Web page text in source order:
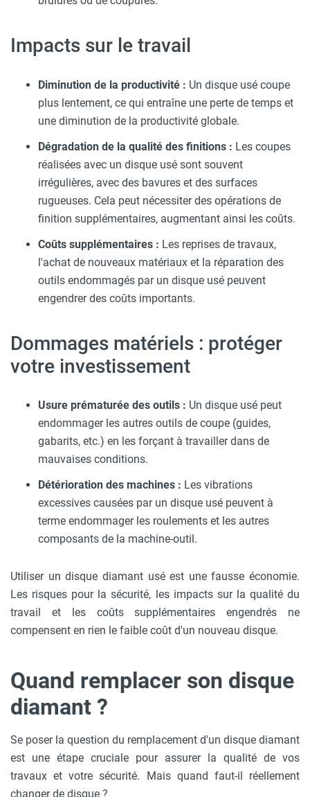
Impacts sur le travail
Diminution de la productivité : Un disque usé coupe
plus lentement, ce qui entraîne une perte de temps et
une diminution de la productivité globale.
Dégradation de la qualité des finitions : Les coupes
réalisées avec un disque usé sont souvent
irrégulières, avec des bavures et des surfaces
rugueuses. Cela peut nécessiter des opérations de
finition supplémentaires, augmentant ainsi les coûts.
Coûts supplémentaires : Les reprises de travaux,
l'achat de nouveaux matériaux et la réparation des
outils endommagés par un disque usé peuvent
engendrer des coûts importants.
Dommages matériels : protéger
votre investissement
Usure prématurée des outils : Un disque usé peut
endommager les autres outils de coupe (guides,
gabarits, etc.) en les forçant à travailler dans de
mauvaises conditions.
Détérioration des machines : Les vibrations
excessives causées par un disque usé peuvent à
terme endommager les roulements et les autres
composants de la machine-outil.
Utiliser un disque diamant usé est une fausse économie.
Les risques pour la sécurité, les impacts sur la qualité du
travail et les coûts supplémentaires engendrés ne
compensent en rien le faible coût d'un nouveau disque.
Quand remplacer son disque
diamant ?
Se poser la question du remplacement d'un disque diamant
est une étape cruciale pour assurer la qualité de vos
travaux et votre sécurité. Mais quand faut-il réellement
changer de disque ?